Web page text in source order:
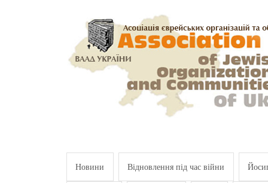
Новини Відновлення під час війни